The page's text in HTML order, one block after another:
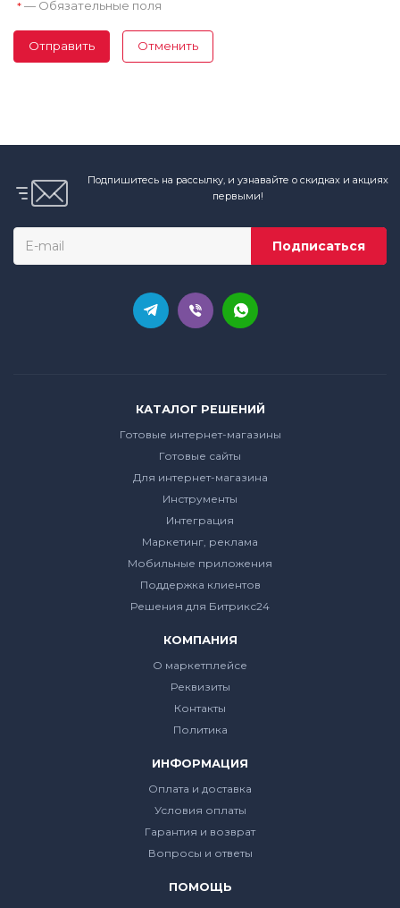
* — Обязательные поля
Отправить Отменить
Подпишитесь на рассылку, и узнавайте о скидках и акциях
первыми!
КАТАЛОГ РЕШЕНИЙ
Готовые интернет-магазины
Готовые сайты
Для интернет-магазина
Инструменты
Интеграция
Маркетинг, реклама
Мобильные приложения
Поддержка клиентов
Решения для Битрикс24
КОМПАНИЯ
О маркетплейсе
Реквизиты
Контакты
Политика
ИНФОРМАЦИЯ
Оплата и доставка
Условия оплаты
Гарантия и возврат
Вопросы и ответы
ПОМОЩЬ